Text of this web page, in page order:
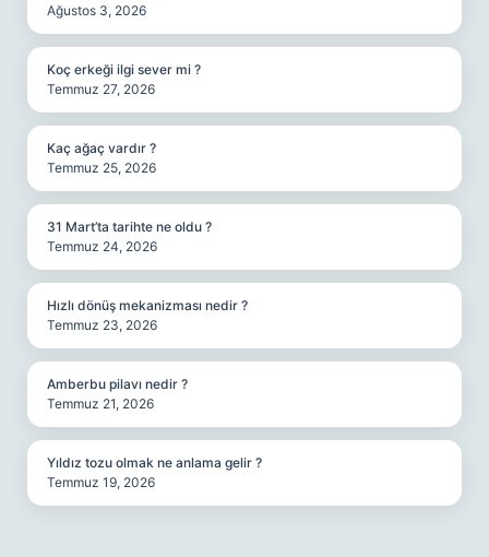
Ağustos 3, 2026
Koç erkeği ilgi sever mi ?
Temmuz 27, 2026
Kaç ağaç vardır ?
Temmuz 25, 2026
31 Mart’ta tarihte ne oldu ?
Temmuz 24, 2026
Hızlı dönüş mekanizması nedir ?
Temmuz 23, 2026
Amberbu pilavı nedir ?
Temmuz 21, 2026
Yıldız tozu olmak ne anlama gelir ?
Temmuz 19, 2026